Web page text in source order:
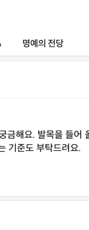
명예의 전당
해요. 발목을 들
기준도 부탁드려요.